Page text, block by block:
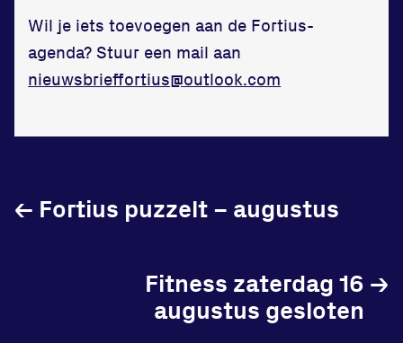
Updates
Atleten
Vereniging
Contact
Wil je iets toevoegen aan de Fortius-
agenda? Stuur een mail aan
nieuwsbrieffortius@outlook.com
Fortius puzzelt – augustus
←
Fitness zaterdag 16
augustus gesloten
→